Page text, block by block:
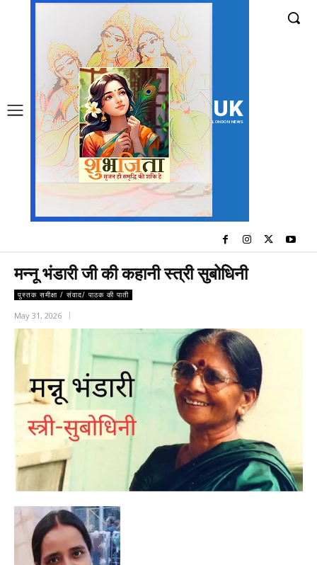
UK
LONDON NEWS
मन्नू भंडारी जी की कहानी स्त्री सुबोधिनी
पुस्तक समीक्षा / संवाद/ पाठक की पाती
May 31, 2026